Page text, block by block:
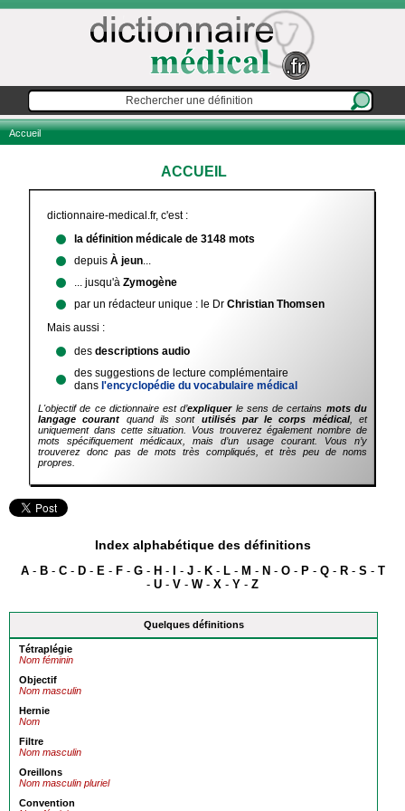
Accueil
Quelques définitions
Tétraplégie
Nom féminin
Objectif
Nom masculin
Hernie
Nom
Filtre
Nom masculin
Oreillons
Nom masculin pluriel
Convention
ACCUEIL
dictionnaire-medical.fr, c'est :
la définition médicale de 3148 mots
depuisÀ jeun...
... jusqu'àZymogène
par un rédacteur unique : le DrChristian Thomsen
Mais aussi :
desdescriptions audio
des suggestions de lecture complémentaire
dans l'encyclopédie du vocabulaire médical
L'objectif de ce dictionnaire est d’expliquerle sens de certains mots du
langage courant quand ils sont utilisés par le corps médical, et
uniquement dans cette situation. Vous trouverez également nombre de
mots spécifiquement médicaux, mais d’un usage courant. Vous n’y
trouverez donc pas de mots très compliqués, et très peu de noms
propres.
Index alphabétique des définitions
A- B- C- D- E- F- G- H - - J- K- L- M - N - O- P- Q- R- S - T
- U - V - W- X - Y - Z